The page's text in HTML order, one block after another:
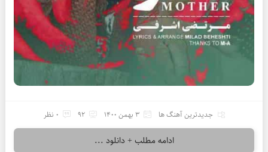
جدیدترین آهنگ ها 3 بهمن 1400 92 0 نظر
ادامه مطلب + دانلود ...